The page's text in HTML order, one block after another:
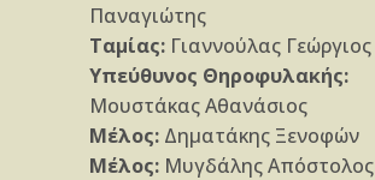
Παναγιώτης
Ταμίας: Γιαννούλας Γεώργιος
Υπεύθυνος Θηροφυλακής:
Μουστάκας Αθανάσιος
Μέλος: Δηματάκης Ξενοφών
Μέλος: Μυγδάλης Απόστολος